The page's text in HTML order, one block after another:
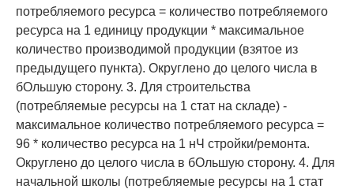
потребляемого ресурса = количество потребляемого
ресурса на 1 единицу продукции * максимальное
количество производимой продукции (взятое из
предыдущего пункта). Округлено до целого числа в
бОльшую сторону. 3. Для строительства
(потребляемые ресурсы на 1 стат на складе) -
максимальное количество потребляемого ресурса =
96 * количество ресурса на 1 нЧ стройки/ремонта.
Округлено до целого числа в бОльшую сторону. 4. Для
начальной школы (потребляемые ресурсы на 1 стат